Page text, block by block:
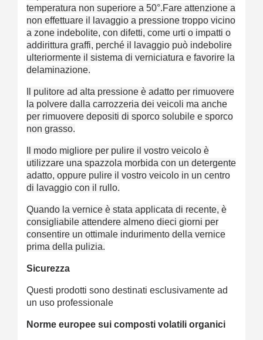
temperatura non superiore a 50°.Fare attenzione a
non effettuare il lavaggio a pressione troppo vicino
a zone indebolite, con difetti, come urti o impatti o
addirittura graffi, perché il lavaggio può indebolire
ulteriormente il sistema di verniciatura e favorire la
delaminazione.
Il pulitore ad alta pressione è adatto per rimuovere
la polvere dalla carrozzeria dei veicoli ma anche
per rimuovere depositi di sporco solubile e sporco
non grasso.
Il modo migliore per pulire il vostro veicolo è
utilizzare una spazzola morbida con un detergente
adatto, oppure pulire il vostro veicolo in un centro
di lavaggio con il rullo.
Quando la vernice è stata applicata di recente, è
consigliabile attendere almeno dieci giorni per
consentire un ottimale indurimento della vernice
prima della pulizia.
Sicurezza
Questi prodotti sono destinati esclusivamente ad
un uso professionale
Norme europee sui composti volatili organici